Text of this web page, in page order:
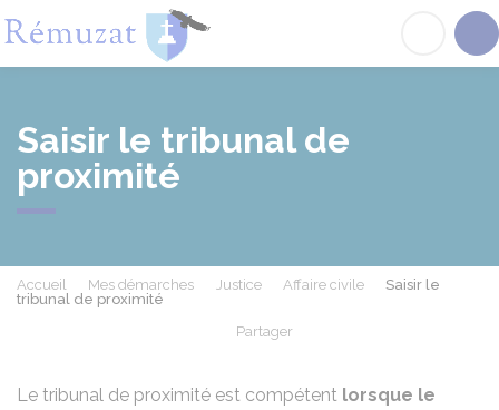
Saisir le tribunal de
proximité
Accueil Mes démarches Justice Affaire civile
Saisir le
tribunal de proximité
Partager
Le tribunal de proximité est compétent lorsque le